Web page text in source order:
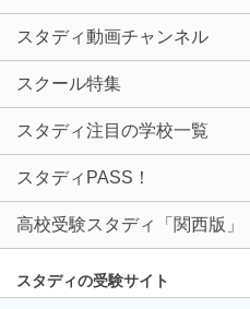
スタディ動画チャンネル
スクール特集
スタディ注目の学校一覧
スタディPASS！
高校受験スタディ「関西版」
スタディの受験サイト